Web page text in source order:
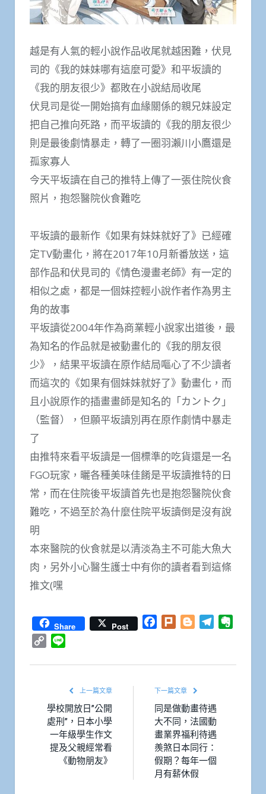
越是有人氣的輕小說作品收尾就越困難，伏見
司的《我的妹妹哪有這麼可愛》和平坂讀的
《我的朋友很少》都敗在小說結局收尾
伏見司是從一開始搞有血緣關係的親兄妹設定
把自己推向死路，而平坂讀的《我的朋友很少
則是最後劇情暴走，轉了一圈羽瀨川小鷹還是
孤家寡人
今天平坂讀在自己的推特上傳了一張住院伙食
照片，抱怨醫院伙食難吃
平坂讀的最新作《如果有妹妹就好了》已經確
定TV動畫化，將在2017年10月新番放送，這
部作品和伏見司的《情色漫畫老師》有一定的
相似之處，都是一個妹控輕小說作者作為男主
角的故事
平坂讀從2004年作為商業輕小說家出道後，最
為知名的作品就是被動畫化的《我的朋友很
少》，結果平坂讀在原作結局嘔心了不少讀者
而這次的《如果有個妹妹就好了》動畫化，而
且小說原作的插畫畫師是知名的「カントク」
（監督），但願平坂讀別再在原作劇情中暴走
了
由推特來看平坂讀是一個標準的吃貨還是一名
FGO玩家，曬各種美味佳餚是平坂讀推特的日
常，而在住院後平坂讀首先也是抱怨醫院伙食
難吃，不過至於為什麼住院平坂讀倒是沒有說
明
本來醫院的伙食就是以清淡為主不可能大魚大
肉，另外小心醫生護士中有你的讀者看到這條
推文(嘿
Share Post Facebook
Plurk BloggerTelegram
Copy
上一篇文章
學校開放日”公開
處刑”，日本小學
一年級學生作文
提及父親經常看
《動物朋友》
下一篇文章
同是做動畫待遇
大不同，法國動
畫業界福利待遇
羨煞日本同行：
假期？每年一個
月有薪休假